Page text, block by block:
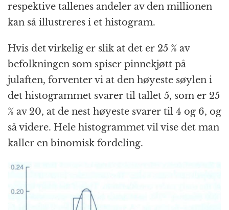
respektive tallenes andeler av den millionen
kan så illustreres i et histogram.
Hvis det virkelig er slik at det er 25 % av
befolkningen som spiser pinnekjøtt på
julaften, forventer vi at den høyeste søylen i
det histogrammet svarer til tallet 5, som er 25
% av 20, at de nest høyeste svarer til 4 og 6, og
så videre. Hele histogrammet vil vise det man
kaller en binomisk fordeling.